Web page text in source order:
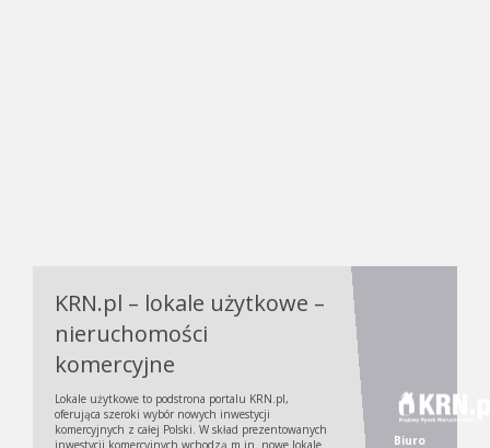
KRN.pl – lokale użytkowe –
nieruchomości
komercyjne
Lokale użytkowe to podstrona portalu KRN.pl,
oferująca szeroki wybór nowych inwestycji
komercyjnych z całej Polski. W skład prezentowanych
Biuro